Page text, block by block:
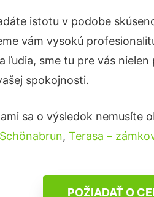
istotu v podobe
vám vysokú
ľudia, sme tu pre vás
spokojnosti.
sa o výsledok nemusíte
, Terasa –
POŽIADAŤ O